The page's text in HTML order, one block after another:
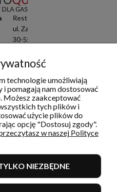
Resto Quality Sp. z o.o.
ul. Zamknięta 10/1.5
30-554 Kraków
KRS: 0000511822
technologie umożliwiają
i pomagają nam dostosować
zaakceptować
tych plików i
użycie plików do
opcję "Dostosuj zgody".
w naszej Polityce
NIEZBĘDNE